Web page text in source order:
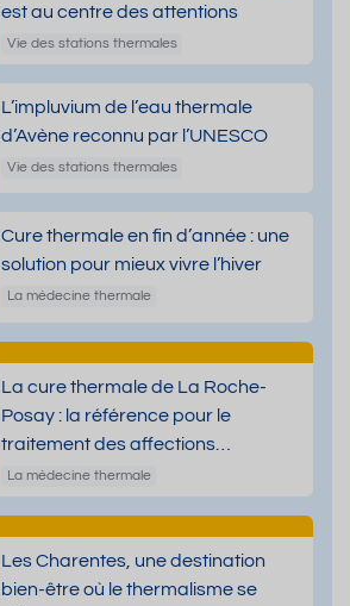
est au centre des attentions
Vie des stations thermales
L’impluvium de l’eau thermale
d’Avène reconnu par l’UNESCO
Vie des stations thermales
Cure thermale en fin d’année : une
solution pour mieux vivre l’hiver
La médecine thermale
La cure thermale de La Roche-
Posay : la référence pour le
traitement des affections
dermatologiques
La médecine thermale
Les Charentes, une destination
bien-être où le thermalisme se